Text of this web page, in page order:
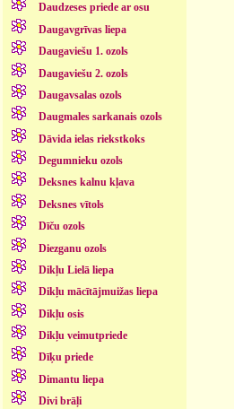
Daudzeses priede ar osu
Daugavgrīvas liepa
Daugaviešu 1. ozols
Daugaviešu 2. ozols
Daugavsalas ozols
Daugmales sarkanais ozols
Dāvida ielas riekstkoks
Degumnieku ozols
Deksnes kalnu kļava
Deksnes vītols
Dīču ozols
Diezganu ozols
Dikļu Lielā liepa
Dikļu mācītājmuižas liepa
Dikļu osis
Dikļu veimutpriede
Dīķu priede
Dimantu liepa
Divi brāļi